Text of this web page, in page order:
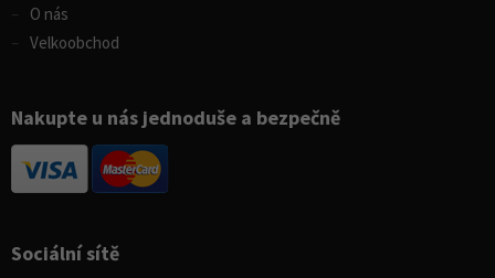
Sociální sítě
O nás
Velkoobchod
Nakupte u nás jednoduše a bezpečně